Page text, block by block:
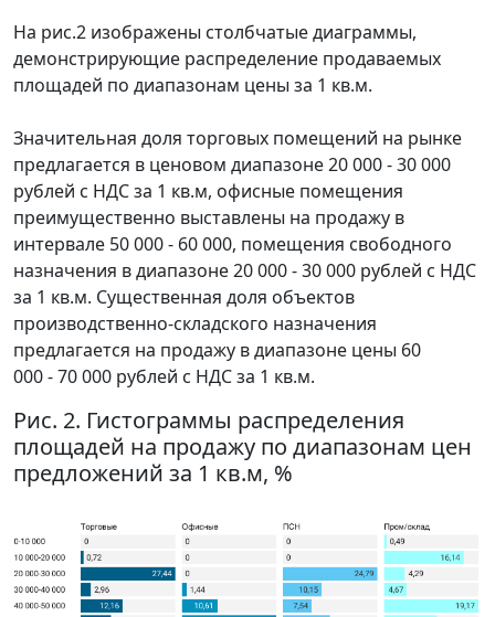
На рис.2 изображены столбчатые диаграммы,
демонстрирующие распределение продаваемых
площадей по диапазонам цены за 1 кв.м.
Значительная доля торговых помещений на рынке
предлагается в ценовом диапазоне 20 000 - 30 000
рублей с НДС за 1 кв.м, офисные помещения
преимущественно выставлены на продажу в
интервале 50 000 - 60 000, помещения свободного
назначения в диапазоне 20 000 - 30 000 рублей с НДС
за 1 кв.м. Существенная доля объектов
производственно-складского назначения
предлагается на продажу в диапазоне цены 60
000 - 70 000 рублей с НДС за 1 кв.м.
Рис. 2. Гистограммы распределения
площадей на продажу по диапазонам цен
предложений за 1 кв.м, %